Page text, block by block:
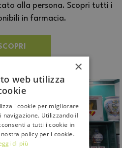
alla persona. Scopri tutti i
in farmacia.
×
web utilizza
i cookie per migliorare
navigazione. Utilizzando il
a tutti i cookie in
policy per i cookie.
di più